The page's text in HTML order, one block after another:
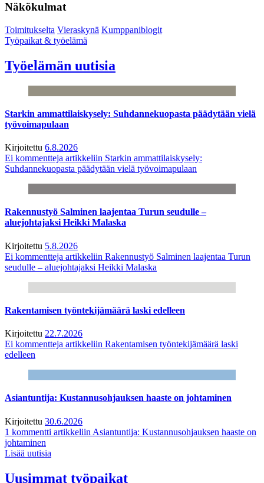
Näkökulmat
Toimitukselta Vieraskynä Kumppaniblogit
Työpaikat & työelämä
Työelämän uutisia
Starkin ammattilaiskysely: Suhdannekuopasta päädytään vielä
työvoimapulaan
Kirjoitettu 6.8.2026
Ei kommentteja artikkeliin Starkin ammattilaiskysely:
Suhdannekuopasta päädytään vielä työvoimapulaan
Rakennustyö Salminen laajentaa Turun seudulle –
aluejohtajaksi Heikki Malaska
Kirjoitettu 5.8.2026
Ei kommentteja artikkeliin Rakennustyö Salminen laajentaa Turun
seudulle – aluejohtajaksi Heikki Malaska
Rakentamisen työntekijämäärä laski edelleen
Kirjoitettu 22.7.2026
Ei kommentteja artikkeliin Rakentamisen työntekijämäärä laski
edelleen
Asiantuntija: Kustannusohjauksen haaste on johtaminen
Kirjoitettu 30.6.2026
1 kommentti artikkeliin Asiantuntija: Kustannusohjauksen haaste on
johtaminen
Lisää uutisia
Uusimmat työpaikat